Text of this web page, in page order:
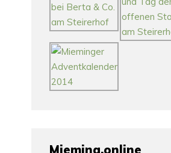
Mieming.online